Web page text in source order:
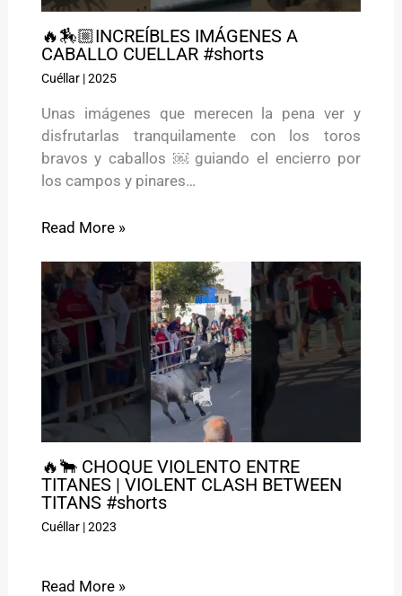
🔥🏇🏼INCREÍBLES IMÁGENES A
CABALLO CUELLAR #shorts
Cuéllar|2025
Unas imágenes que merecen la pena ver y
disfrutarlas tranquilamente con los toros
bravos y caballos ￼ guiando el encierro por
los campos y pinares…
Read More »
🔥🐂 CHOQUE VIOLENTO ENTRE
TITANES | VIOLENT CLASH BETWEEN
TITANS #shorts
Cuéllar|2023
Read More »